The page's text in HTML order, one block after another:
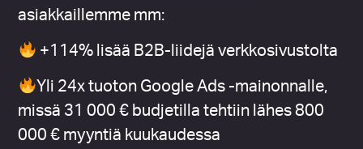
asiakkaillemme mm:
+114% lisää B2B-liidejä verkkosivustolta
Yli 24x tuoton Google Ads -mainonnalle,
missä 31 000 € budjetilla tehtiin lähes 800
000 € myyntiä kuukaudessa